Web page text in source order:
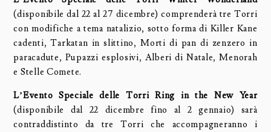
(disponibile dal 22 al 27 dicembre) comprenderà tre Torri
con modifiche a tema natalizio, sotto forma di Killer Kane
cadenti, Tarkatan in slittino, Morti di pan di zenzero in
paracadute, Pupazzi esplosivi, Alberi di Natale, Menorah
e Stelle Comete.
L’Evento Speciale delle Torri Ring in the New Year
(disponibile dal 22 dicembre fino al 2 gennaio) sarà
contraddistinto da tre Torri che accompagneranno i